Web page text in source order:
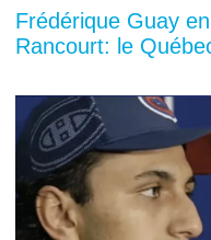
Frédérique Guay
Rancourt: le